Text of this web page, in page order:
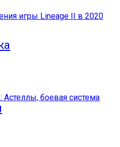
игры Lineage II в 2020
боевая система